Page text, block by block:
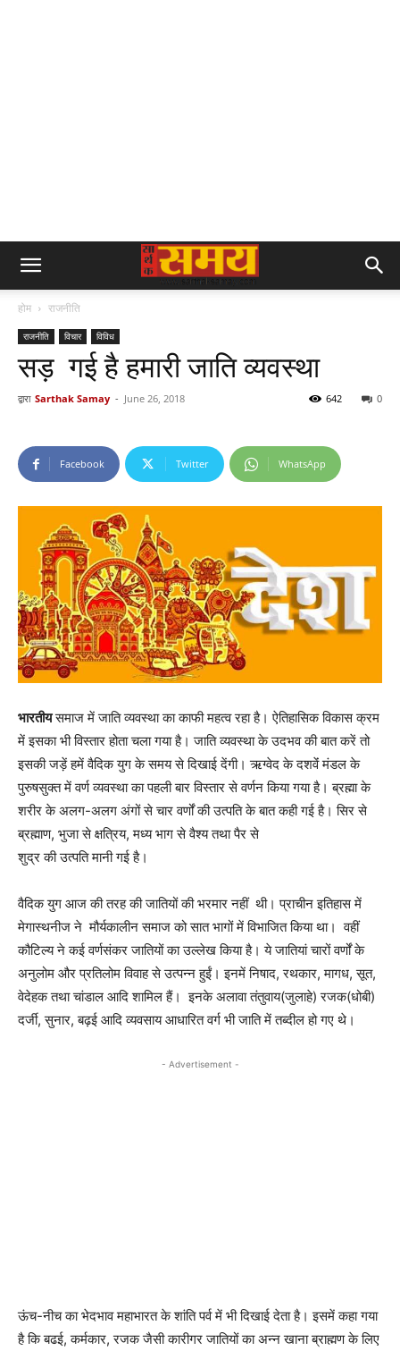
होम राजनीति
राजनीति विचार विविध
सड़ गई है हमारी जाति व्यवस्था
द्वारा Sarthak Samay - June 26, 2018 0
642
Facebook Twitter WhatsApp
भारतीयसमाज में जाति व्यवस्था का काफी महत्व रहा है। ऐतिहासिक विकास क्रम
में इसका भी विस्तार होता चला गया है। जाति व्यवस्था के उदभव की बात करें तो
इसकी जड़ें हमें वैदिक युग के समय से दिखाई देंगी। ऋग्वेद के दशवेंं मंडल के
पुरुषसुक्त में वर्ण व्यवस्था का पहली बार विस्तार से वर्णन किया गया है। ब्रह्मा के
शरीर के अलग-अलग अंगों से चार वर्णों की उत्पति के बात कही गई है। सिर से
ब्रह्माण, भुजा से क्षत्रिय, मध्य भाग से वैश्य तथा पैर से
शुद्र की उत्पति मानी गई है।
वैदिक युग आज की तरह की जातियों की भरमार नहीं थी। प्राचीन इतिहास में
मेगास्थनीज ने मौर्यकालीन समाज को सात भागों में विभाजित किया था। वहीं
कौटिल्य ने कई वर्णसंकर जातियों का उल्लेख किया है। ये जातियां चारों वर्णों के
अनुलोम और प्रतिलोम विवाह से उत्पन्न हुईं। इनमें निषाद, रथकार, मागध, सूत,
वेदेहक तथा चांडाल आदि शामिल हैं। इनके अलावा तंतुवाय(जुलाहे) रजक(धोबी)
दर्जी, सुनार, बढ़ई आदि व्यवसाय आधारित वर्ग भी जाति में तब्दील हो गए थे।
- Advertisement -
ऊंच-नीच का भेदभाव महाभारत के शांति पर्व में भी दिखाई देता है। इसमें कहा गया
है कि बढई, कर्मकार, रजक जैसी कारीगर जातियों का अन्न खाना ब्राह्मण के लिए